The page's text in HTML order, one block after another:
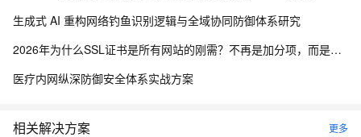
生成式 AI 重构网络钓鱼识别逻辑与全域协同防御体系研究
2026年为什么SSL证书是所有网站的刚需？不再是加分项，而是建站底线
医疗内网纵深防御安全体系实战方案
相关解决方案 更多